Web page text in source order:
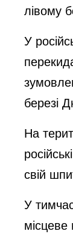
лівому
У
березі
На
свій
У